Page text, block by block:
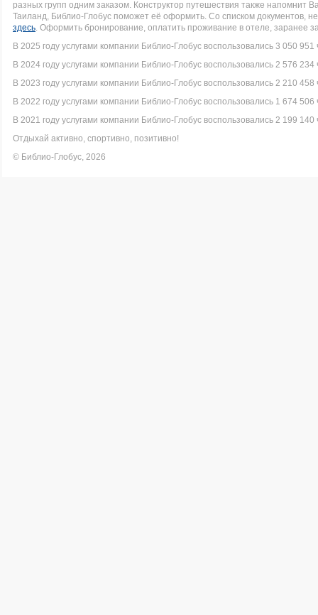
разных групп одним заказом. Конструктор путешествия также напомнит
Таиланд, Библио-Глобус поможет её оформить. Со списком
здесь. Оформить бронирование, оплатить проживание в отеле, заранее
В 2025 году услугами компании Библио-Глобус воспользовались 3 050 951
В 2024 году услугами компании Библио-Глобус воспользовались 2 576 234
В 2023 году услугами компании Библио-Глобус воспользовались 2 210 458
В 2022 году услугами компании Библио-Глобус воспользовались 1 674 506
В 2021 году услугами компании Библио-Глобус воспользовались 2 199 140
Отдыхай активно, спортивно, позитивно!
© Библио-Глобус, 2026